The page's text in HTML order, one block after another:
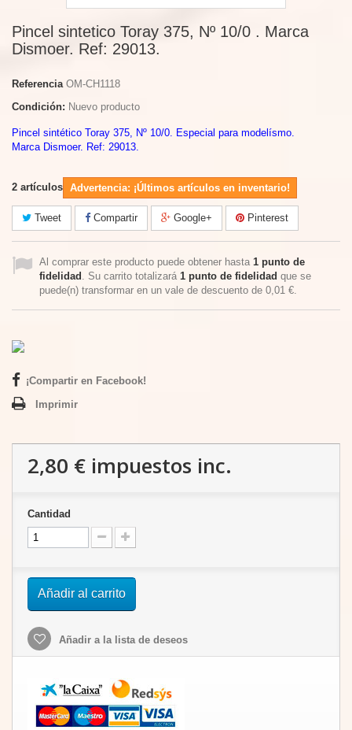
Pincel sintetico Toray 375, Nº 10/0 . Marca
Dismoer. Ref: 29013.
Referencia OM-CH1118
Condición: Nuevo producto
Pincel sintético Toray 375, Nº 10/0. Especial para modelísmo.
Marca Dismoer. Ref: 29013.
2 artículos Advertencia: ¡Últimos artículos en inventario!
Tweet Compartir Google+ Pinterest
Al comprar este producto puede obtener hasta 1 punto de
fidelidad . Su carrito totalizará 1 punto de fidelidad que se
puede(n) transformar en un vale de descuento de 0,01 €.
¡Compartir en Facebook!
Imprimir
2,80 € impuestos inc.
Cantidad
Añadir al carrito
Añadir a la lista de deseos